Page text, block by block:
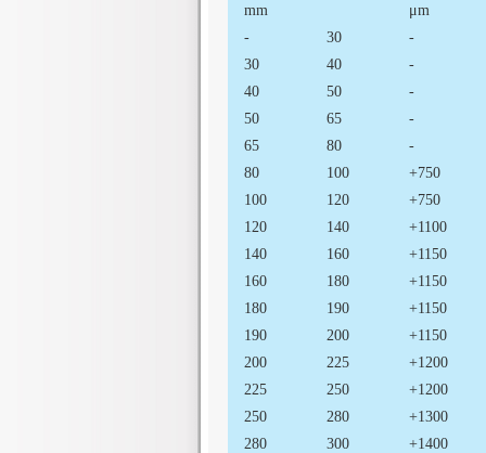
mm
μm
-
30
-
30
40
-
40
50
-
50
65
-
65
80
-
80
100
+750
100
120
+750
120
140
+1100
140
160
+1150
160
180
+1150
180
190
+1150
190
200
+1150
200
225
+1200
225
250
+1200
250
280
+1300
280
300
+1400